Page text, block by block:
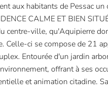
aux habitants de Pessac
CALME ET BIEN
centre-ville, qu'Aquipierre
Celle-ci se compose de 21
Entourée d'un jardin
offrant à ses
et animation citadine.